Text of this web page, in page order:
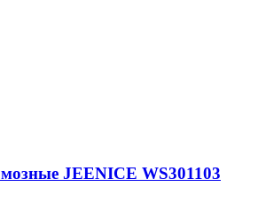
JEENICE WS301103